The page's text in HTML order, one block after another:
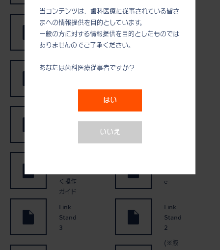
当コンテンツは、歯科医療に従事されている皆さ
まへの情報提供を目的としています。
一般の方に対する情報提供を目的としたものでは
ありませんのでご了承ください。
あなたは歯科医療従事者ですか？
はい
いいえ
Vario
Surg3
らくら
く操作
サージ
サージ
く操作
ガイド
e
Link
Stand
3
Link
Stand
2
(※販